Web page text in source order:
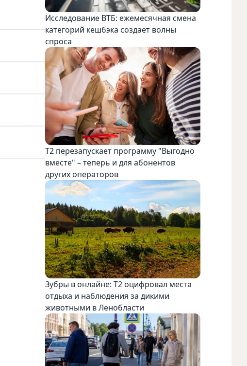
Исследование ВТБ: ежемесячная смена
категорий кешбэка создает волны
спроса
Т2 перезапускает программу "Выгодно
вместе" – теперь и для абонентов
других операторов
Зубры в онлайне: Т2 оцифровал места
отдыха и наблюдения за дикими
животными в Ленобласти